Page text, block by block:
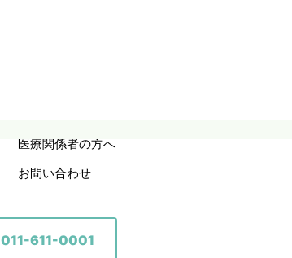
医療関係者の方へ
お問い合わせ
011-611-0001